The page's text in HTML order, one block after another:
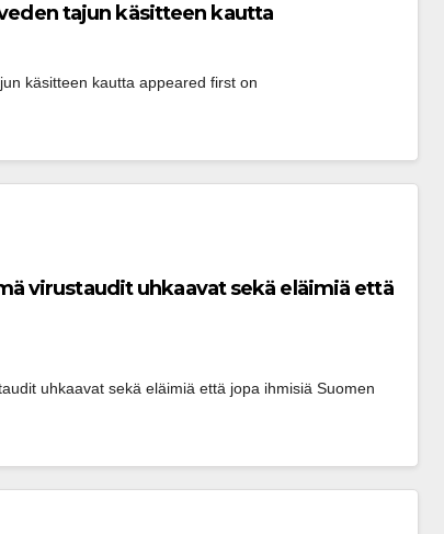
tajun käsitteen kautta
käsitteen kautta appeared first on
virustaudit uhkaavat sekä eläimiä että
uhkaavat sekä eläimiä että jopa ihmisiä Suomen